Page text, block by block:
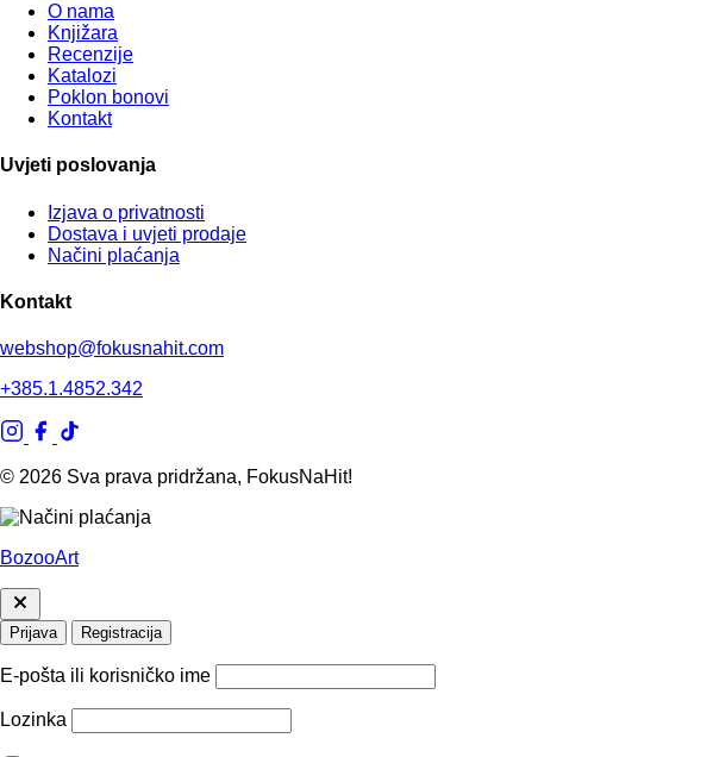
O nama
Knjižara
Recenzije
Katalozi
Poklon bonovi
Kontakt
Uvjeti poslovanja
Izjava o privatnosti
Dostava i uvjeti prodaje
Načini plaćanja
Kontakt
webshop@fokusnahit.com
+385.1.4852.342
© 2026 Sva prava pridržana, FokusNaHit!
BozooArt
Prijava Registracija
E-pošta ili korisničko ime
Lozinka